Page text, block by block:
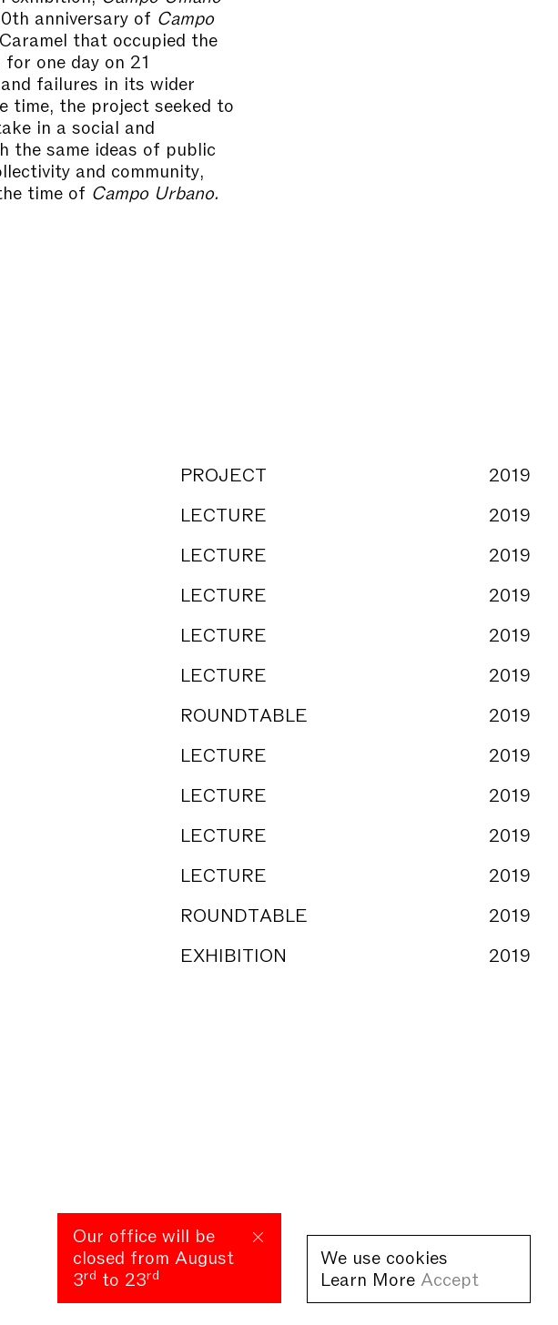
anniversary of Campo
that occupied the
one day on 21
failures in its wider
time, the project seeked to
in a social and
the same ideas of public
and community,
time of Campo Urbano.
PROJECT
2019
LECTURE
2019
LECTURE
2019
LECTURE
2019
LECTURE
2019
LECTURE
2019
ROUNDTABLE
2019
LECTURE
2019
LECTURE
2019
LECTURE
2019
LECTURE
2019
ROUNDTABLE
2019
EXHIBITION 2019
Our office will be
closed from August
3rd to 23rd
We use cookies
Learn More Accept